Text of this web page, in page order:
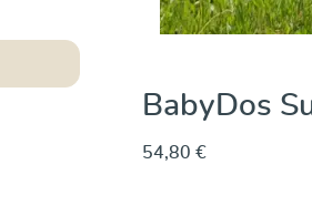
BabyDos
54,80 €